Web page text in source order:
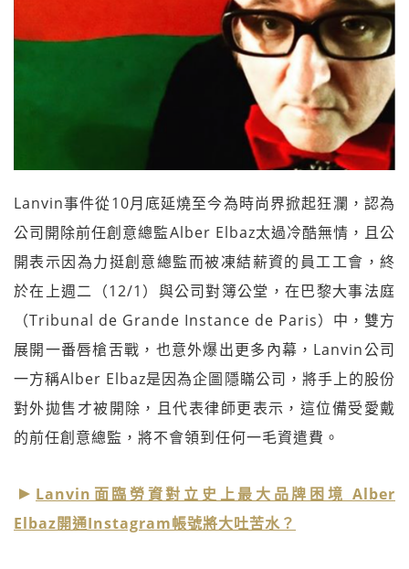
Lanvin事件從10月底延燒至今為時尚界掀起狂瀾，認為
公司開除前任創意總監Alber Elbaz太過冷酷無情，且公
開表示因為力挺創意總監而被凍結薪資的員工工會，終
於在上週二（12/1）與公司對簿公堂，在巴黎大事法庭
（Tribunal de Grande Instance de Paris）中，雙方
展開一番唇槍舌戰，也意外爆出更多內幕，Lanvin公司
一方稱Alber Elbaz是因為企圖隱瞞公司，將手上的股份
對外拋售才被開除，且代表律師更表示，這位備受愛戴
的前任創意總監，將不會領到任何一毛資遣費。
Lanvin面臨勞資對立史上最大品牌困境 Alber
Elbaz開通Instagram帳號將大吐苦水？